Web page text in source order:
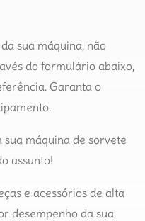
sua máquina, não
do formulário abaixo,
Garanta o
sua máquina de sorvete
assunto!
e acessórios de alta
desempenho da sua